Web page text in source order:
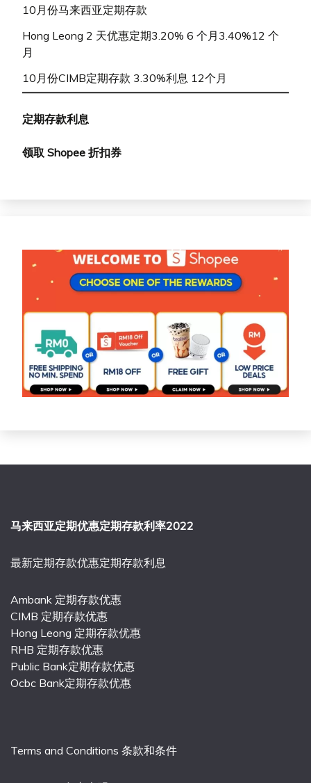
10月份马来西亚定期存款
Hong Leong 2 天优惠定期3.20% 6 个月3.40%12 个
月
10月份CIMB定期存款 3.30%利息 12个月
定期存款利息
领取 Shopee 折扣券
马来西亚定期优惠定期存款利率2022
最新定期存款优惠定期存款利息
Ambank 定期存款优惠
CIMB 定期存款优惠
Hong Leong 定期存款优惠
RHB 定期存款优惠
Public Bank定期存款优惠
Ocbc Bank定期存款优惠
Terms and Conditions 条款和条件